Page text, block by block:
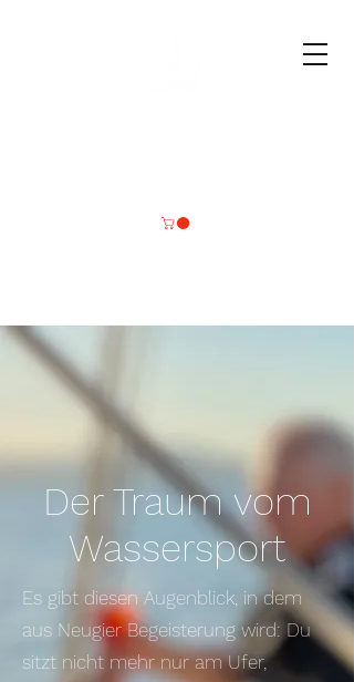
Der Traum vom
Wassersport
Es gibt diesen Augenblick, in dem
aus Neugier Begeisterung wird: Du
sitzt nicht mehr nur am Ufer,